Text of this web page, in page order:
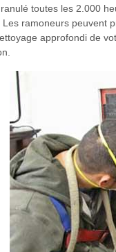
toutes les 2.000
ramoneurs peuvent
approfondi de